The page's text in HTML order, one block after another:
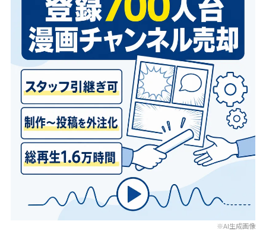
※AI生成画像